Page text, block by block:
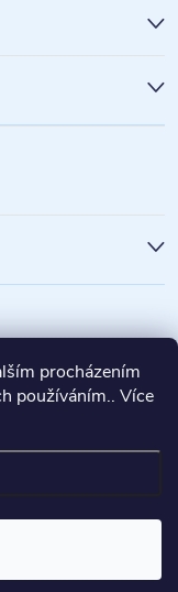
procházením
používáním.. Více
práva vyhrazena.